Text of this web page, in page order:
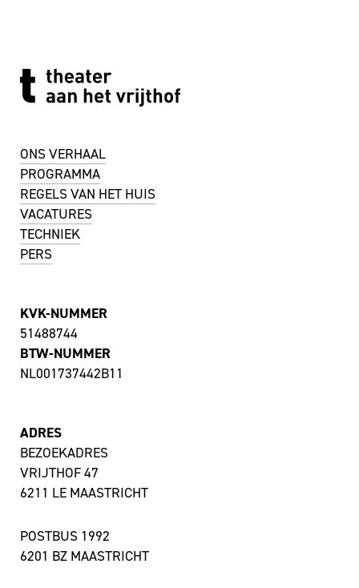
ONS VERHAAL
PROGRAMMA
REGELS VAN HET HUIS
VACATURES
TECHNIEK
PERS
KVK-NUMMER
51488744
BTW-NUMMER
NL001737442B11
ADRES
BEZOEKADRES
VRIJTHOF 47
6211 LE MAASTRICHT
POSTBUS 1992
6201 BZ MAASTRICHT